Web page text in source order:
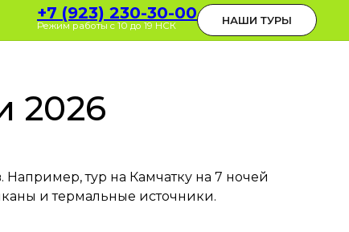
НСК ОБРАТНЫЙ ЗВОНОК
+7 (923) 230-30-00
Режим работы с 10 до 19 НСК НАШИ ТУРЫ
2026
тур на Камчатку на 7 ночей
и термальные источники.